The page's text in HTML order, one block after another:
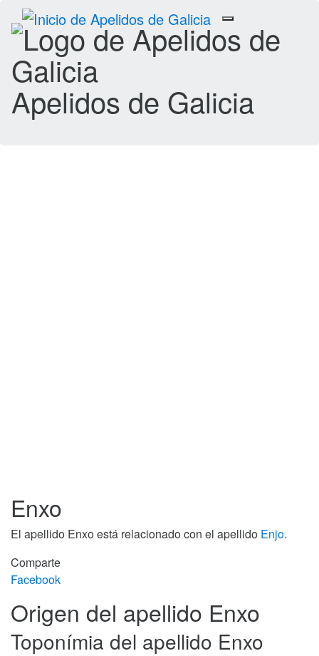
Toggle
navigation
Apelidos de Galicia
Enxo
El apellido Enxo está relacionado con el apellido Enjo.
Comparte
Facebook
Origen del apellido Enxo
Toponímia del apellido Enxo